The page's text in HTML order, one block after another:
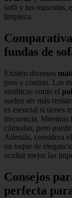
sofá y tus mascotas,
limpieza.
fundas de
Existen diversos
pros y contras. Las
sintéticas como el
suelen ser más
es esencial si tienes
frecuencia. Mientras
cómodas, pero
Además, considera
un toque de
ocultar mejor las
Consejos
perfecta